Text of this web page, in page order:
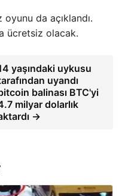
da açıklandı.
ücretsiz olacak.
yaşındaki uykusu
uyandı
balinası BTC'yi
milyar dolarlık
→